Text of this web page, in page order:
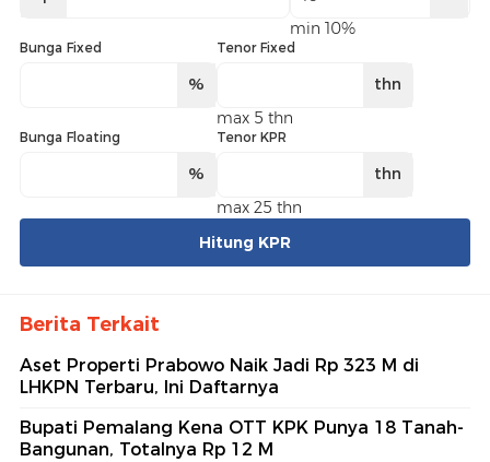
min 10%
Bunga Fixed
%
Tenor Fixed
thn
max 5 thn
Bunga Floating
%
Tenor KPR
thn
max 25 thn
Hitung KPR
Berita Terkait
Aset Properti Prabowo Naik Jadi Rp 323 M di
LHKPN Terbaru, Ini Daftarnya
Bupati Pemalang Kena OTT KPK Punya 18 Tanah-
Bangunan, Totalnya Rp 12 M